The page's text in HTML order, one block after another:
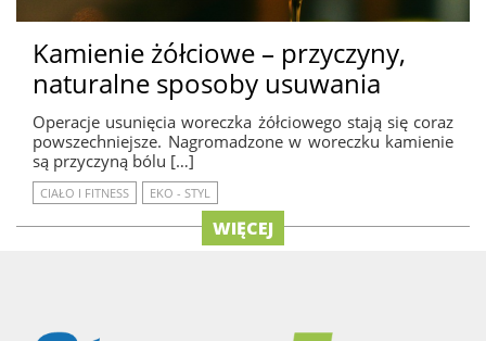
Kamienie żółciowe – przyczyny,
naturalne sposoby usuwania
Operacje usunięcia woreczka żółciowego stają się coraz
powszechniejsze. Nagromadzone w woreczku kamienie
są przyczyną bólu […]
CIAŁO I FITNESS EKO - STYL
WIĘCEJ